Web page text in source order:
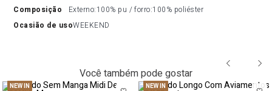
composição
Externo:100% pu / forro:100% poliéster
ocasião de usoWEEKEND
Você também pode gostar
NEW IN NEW IN